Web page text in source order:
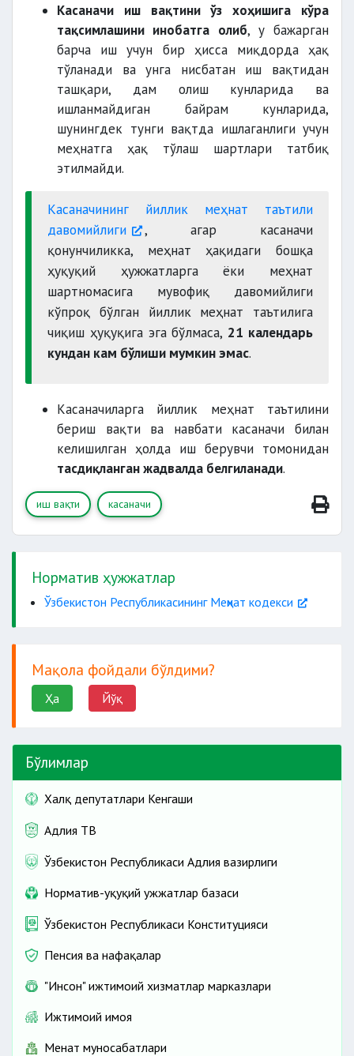
Касаначи иш вақтини ўз хоҳишига кўра
тақсимлашини инобатга олиб, у бажарган
барча иш учун бир ҳисса миқдорда ҳақ
тўланади ва унга нисбатан иш вақтидан
ташқари, дам олиш кунларида ва
ишланмайдиган байрам кунларида,
шунингдек тунги вақтда ишлаганлиги учун
меҳнатга ҳақ тўлаш шартлари татбиқ
этилмайди.
Касаначининг йиллик меҳнат таътили
давомийлиги
, агар касаначи
қонунчиликка, меҳнат ҳақидаги бошқа
ҳуқуқий ҳужжатларга ёки меҳнат
шартномасига мувофиқ давомийлиги
кўпроқ бўлган йиллик меҳнат таътилига
чиқиш ҳуқуқига эга бўлмаса, 21 календарь
кундан кам бўлиши мумкин эмас.
Касаначиларга йиллик меҳнат таътилини
бериш вақти ва навбати касаначи билан
келишилган ҳолда иш берувчи томонидан
тасдиқланган жадвалда белгиланади.
иш вақти касаначи
Норматив ҳужжатлар
Ўзбекистон Республикасининг Меҳнат кодекси
Мақола фойдали бўлдими?
Ҳа Йўқ
Бўлимлар
Халқ депутатлари Кенгаши
Адлия ТВ
Ўзбекистон Республикаси Адлия вазирлиги
Норматив-ҳуқуқий ҳужжатлар базаси
Ўзбекистон Республикаси Конституцияси
Пенсия ва нафақалар
"Инсон" ижтимоий хизматлар марказлари
Ижтимоий ҳимоя
Меҳнат муносабатлари